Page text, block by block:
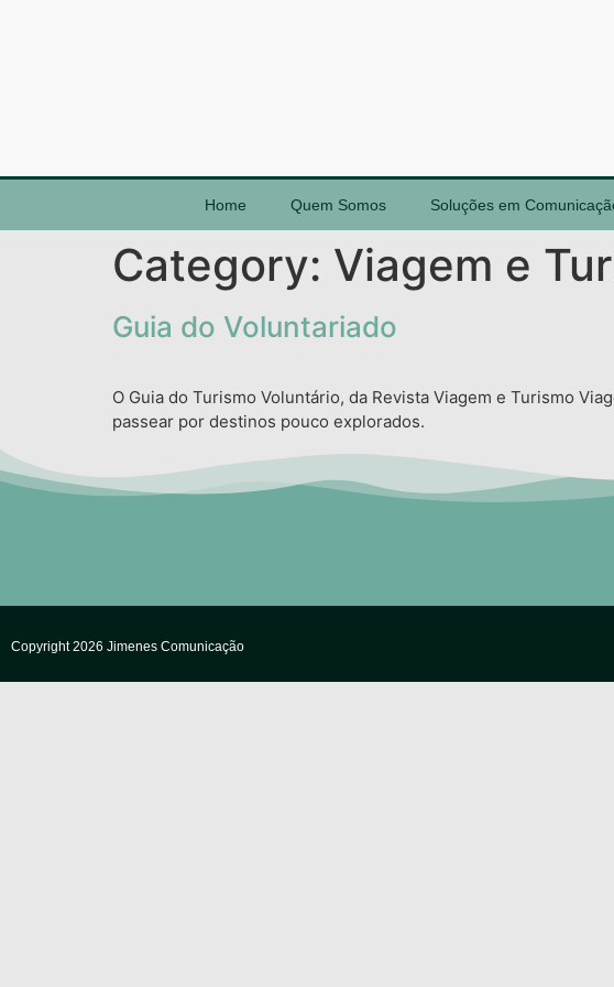
Home Quem Somos Soluções em
Category: Viagem e
Guia do Voluntariado
O Guia do Turismo Voluntário, da Revista Viagem e Turismo
passear por destinos pouco explorados.
Copyright 2026 Jimenes Comunicação